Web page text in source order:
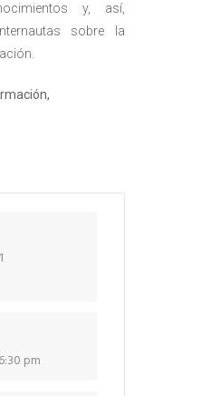
y, así,
sobre la
pm